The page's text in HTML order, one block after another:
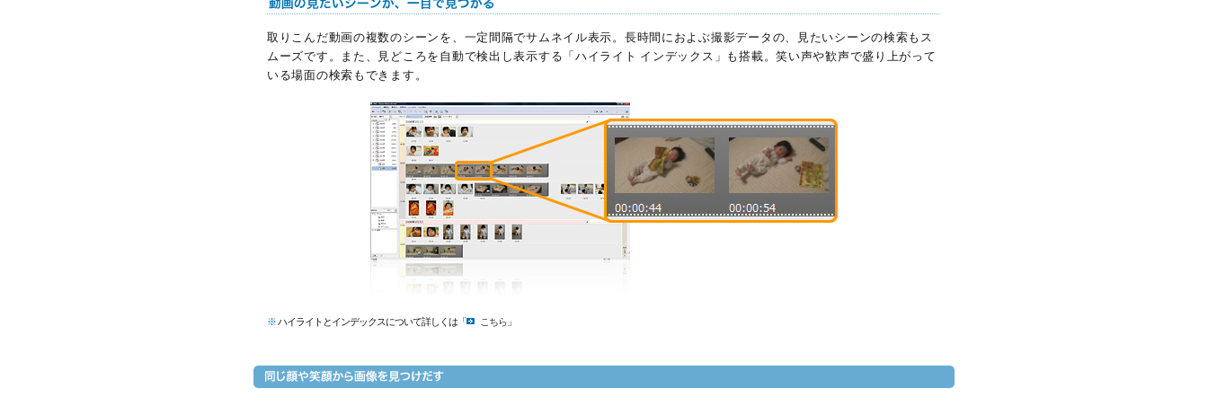
取りこんだ動画の複数のシーンを、一定間隔でサムネイル表示。長時間におよぶ撮影データの、見たいシーンの検索もス
ムーズです。また、見どころを自動で検出し表示する「ハイライト インデックス」も搭載。笑い声や歓声で盛り上がって
いる場面の検索もできます。
※ハイライトとインデックスについて詳しくは「 こちら 」